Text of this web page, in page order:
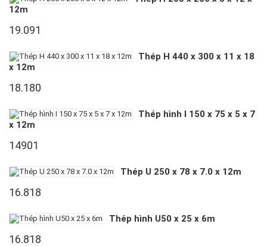
12m
19.091
Thép H 440 x 300 x 11 x 18
x 12m
18.180
Thép hình I 150 x 75 x 5 x 7
x 12m
14901
Thép U 250 x 78 x 7.0 x 12m
16.818
Thép hình U50 x 25 x 6m
16.818